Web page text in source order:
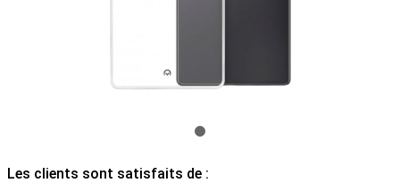
Les clients sont satisfaits de :